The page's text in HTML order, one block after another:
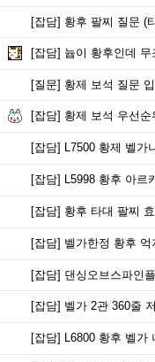
[잡담] 황후 팔찌 질문 (
[잡담] 늅이 황후인데
[질문] 황제 보석 질문
[잡담] 황제 보석 우선
[잡담] L7500 황제 벨가
[잡담] L5998 황후 아르
[잡담] 황후 타대 팔찌
[잡담] 벨가한정 황후
[잡담] 댄싱오브스파인
[잡담] 벨가 2관 360줄
[잡담] L6800 황후 벨가